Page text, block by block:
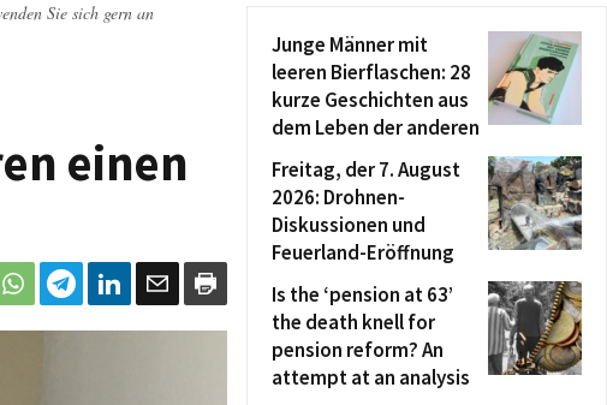
Sie sich gern an
einen
Junge Männer mit
leeren Bierflaschen: 28
kurze Geschichten aus
dem Leben der anderen
Freitag, der 7. August
2026: Drohnen-
Diskussionen und
Feuerland-Eröffnung
Is the ‘pension at 63’
the death knell for
pension reform? An
attempt at an analysis